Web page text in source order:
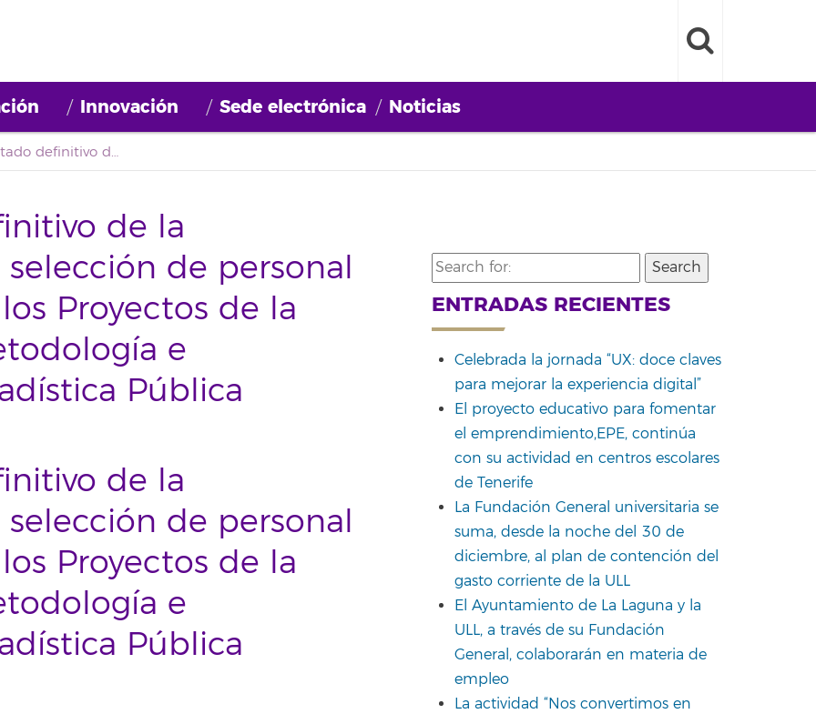
Innovación Sede electrónica Noticias
Segundo listado definitivo de la convocatoria para la selección de personal de Apoyo Técnico a los Proyectos de la Unidad Mixta de Metodología e Investigación en Estadística Pública
de la
de personal
Proyectos de la
e
Pública
de la
de personal
Proyectos de la
e
Pública
Search
for:
ENTRADAS RECIENTES
Celebrada la jornada “UX: doce claves
para mejorar la experiencia digital”
El proyecto educativo para fomentar
el emprendimiento,EPE, continúa
con su actividad en centros escolares
de Tenerife
La Fundación General universitaria se
suma, desde la noche del 30 de
diciembre, al plan de contención del
gasto corriente de la ULL
El Ayuntamiento de La Laguna y la
ULL, a través de su Fundación
General, colaborarán en materia de
empleo
La actividad “Nos convertimos en